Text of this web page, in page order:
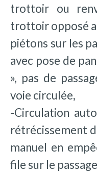
trottoir ou
trottoir opposé
piétons sur les
avec pose de
», pas de
voie circulée,
-Circulation
rétrécissement
manuel en
file sur le